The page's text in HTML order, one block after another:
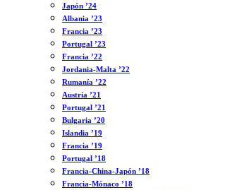
Japón ’24
Albania ’23
Francia ’23
Portugal ’23
Francia ’22
Jordania-Malta ’22
Rumanía ’22
Austria ’21
Portugal ’21
Bulgaria ’20
Islandia ’19
Francia ’19
Portugal ’18
Francia-China-Japón ’18
Francia-Mónaco ’18